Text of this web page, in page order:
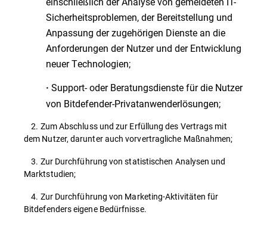
Sicherheitsproblemen, der Bereitstellung und
Anpassung der zugehörigen Dienste an die
Anforderungen der Nutzer und der Entwicklung
neuer Technologien;
· Support- oder Beratungsdienste für die Nutzer
von Bitdefender-Privatanwenderlösungen;
2. Zum Abschluss und zur Erfüllung des Vertrags mit
dem Nutzer, darunter auch vorvertragliche Maßnahmen;
3. Zur Durchführung von statistischen Analysen und
Marktstudien;
4. Zur Durchführung von Marketing-Aktivitäten für
Bitdefenders eigene Bedürfnisse.